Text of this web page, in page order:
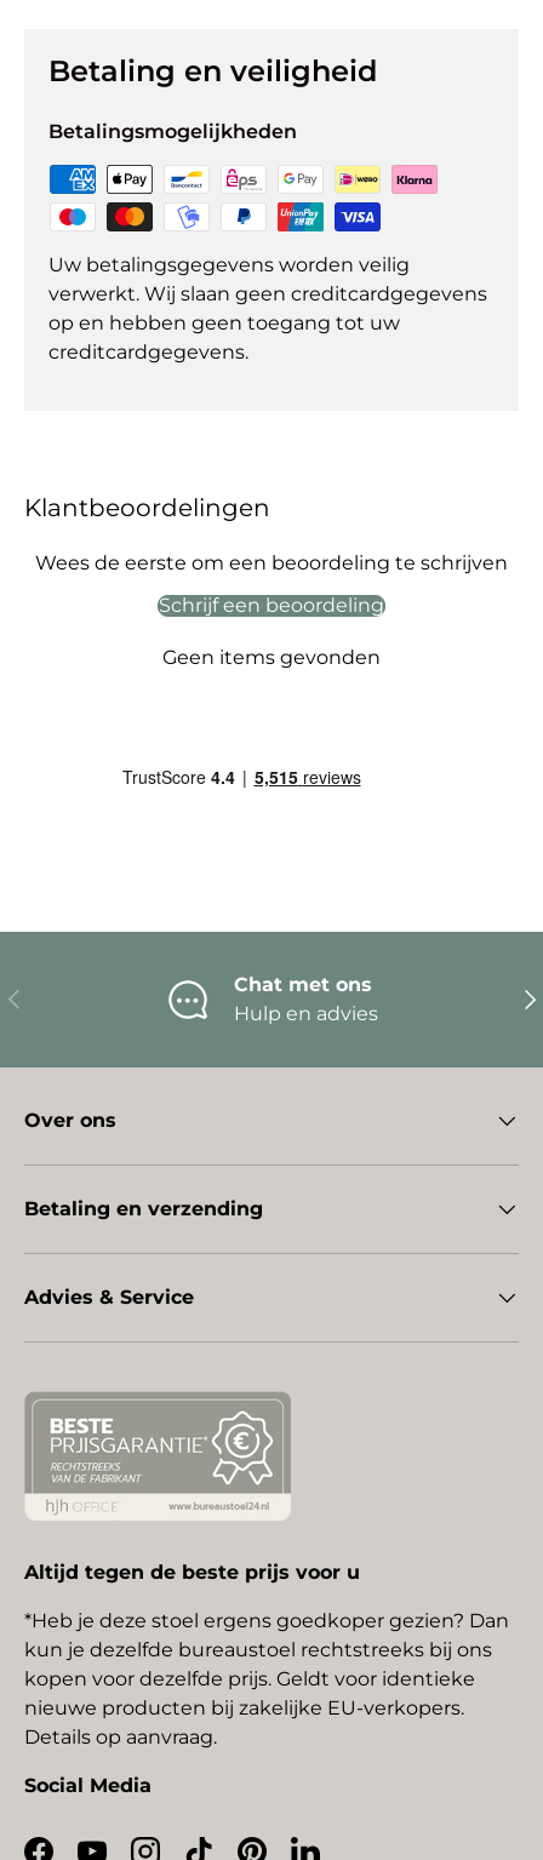
Betaling en veiligheid
Betalingsmogelijkheden
Uw betalingsgegevens worden veilig
verwerkt. Wij slaan geen creditcardgegevens
op en hebben geen toegang tot uw
creditcardgegevens.
Klantbeoordelingen
Wees de eerste om een beoordeling te schrijven
Schrijf een beoordeling
Geen items gevonden
Vorige
Chat met ons
Hulp en advies
Over ons
Betaling en verzending
Advies & Service
Altijd tegen de beste prijs voor u
*Heb je deze stoel ergens goedkoper gezien? Dan
kun je dezelfde bureaustoel rechtstreeks bij ons
kopen voor dezelfde prijs. Geldt voor identieke
nieuwe producten bij zakelijke EU-verkopers.
Details op aanvraag.
Social Media